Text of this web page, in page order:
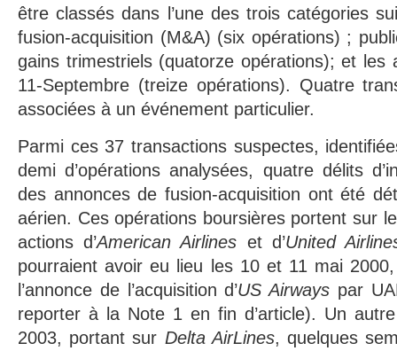
être classés dans l’une des trois catégories
fusion-acquisition (M&A) (six opérations) ;
gains trimestriels (quatorze opérations); et les
11-Septembre (treize opérations). Quatre
associées à un événement particulier.
Parmi ces 37 transactions suspectes,
demi d’opérations analysées, quatre délits
des annonces de fusion-acquisition ont été
aérien. Ces opérations boursières portent sur
actions d’American Airlines et d’United
pourraient avoir eu lieu les 10 et 11 mai
l’annonce de l’acquisition d’US Airways par
reporter à la Note 1 en fin d’article). Un
2003, portant sur Delta AirLines, quelques